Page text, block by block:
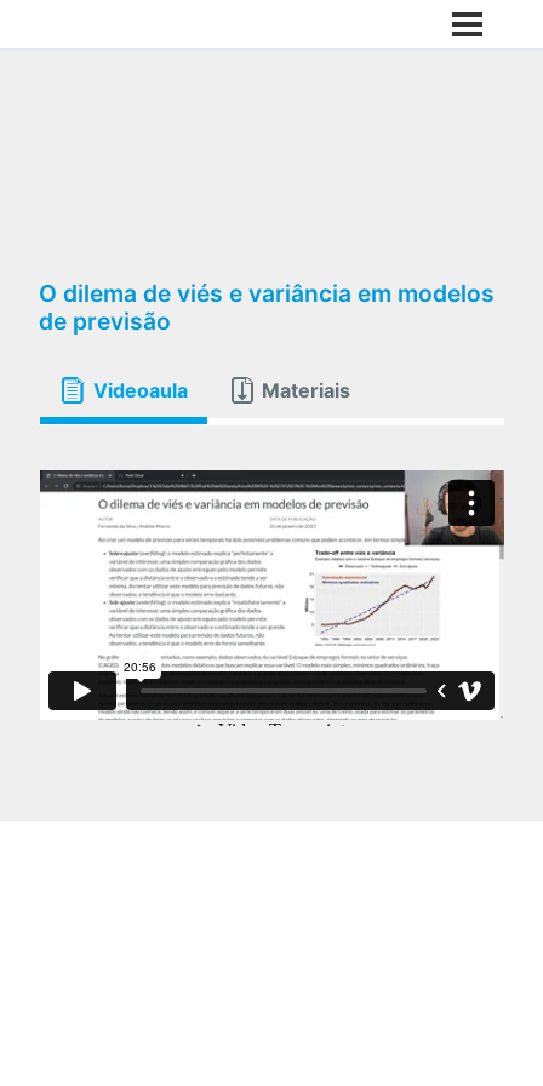
O dilema de viés e variância em modelos
de previsão
Videoaula Materiais